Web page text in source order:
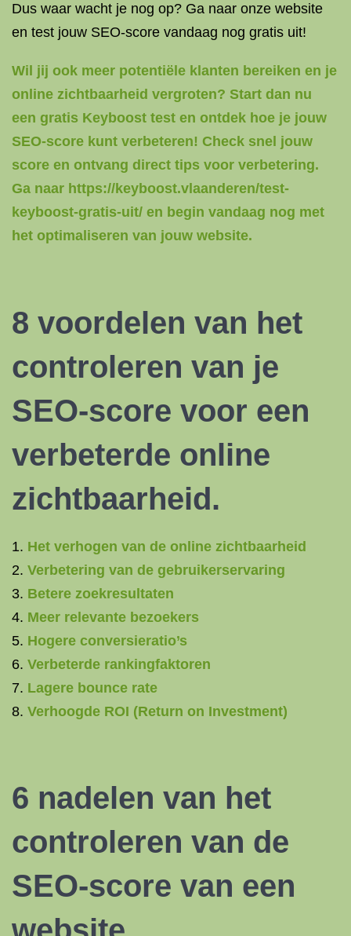
Dus waar wacht je nog op? Ga naar onze website
en test jouw SEO-score vandaag nog gratis uit!
Wil jij ook meer potentiële klanten bereiken en je
online zichtbaarheid vergroten? Start dan nu
een gratis Keyboost test en ontdek hoe je jouw
SEO-score kunt verbeteren! Check snel jouw
score en ontvang direct tips voor verbetering.
Ga naar https://keyboost.vlaanderen/test-
keyboost-gratis-uit/ en begin vandaag nog met
het optimaliseren van jouw website.
8 voordelen van het
controleren van je
SEO-score voor een
verbeterde online
zichtbaarheid.
Het verhogen van de online zichtbaarheid
Verbetering van de gebruikerservaring
Betere zoekresultaten
Meer relevante bezoekers
Hogere conversieratio’s
Verbeterde rankingfaktoren
Lagere bounce rate
Verhoogde ROI (Return on Investment)
6 nadelen van het
controleren van de
SEO-score van een